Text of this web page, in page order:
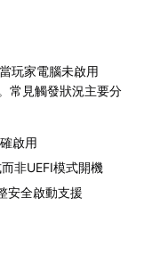
玩家電腦未啟用
常見觸發狀況主要分
啟用
非UEFI模式開機
安全啟動支援